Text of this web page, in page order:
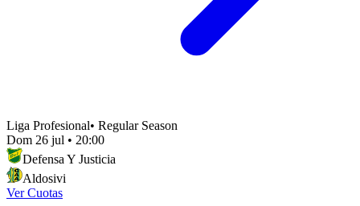
Liga Profesional• Regular Season
Dom 26 jul • 20:00
Defensa Y Justicia
Aldosivi
Ver Cuotas